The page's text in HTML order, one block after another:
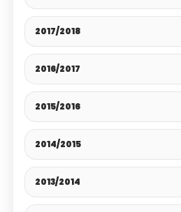
2017/2018
2016/2017
2015/2016
2014/2015
2013/2014